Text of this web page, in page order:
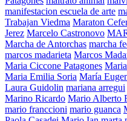
manifestacion escuela de arte
Trabajan Viedma Maraton
Jerez Marcelo Castronovo
Marcha de Antorchas marcha
marcos madarieta Marcos
Maria Ciccone Patagones
Maria Emilia Soria María
Laura Guidolin mariana arregui
Marino Ricardo Mario Alberto
mario franccioni mario guanca